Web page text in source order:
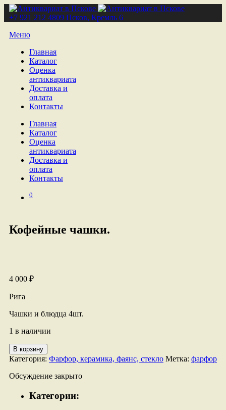
+7 921 212 4809 Псков, Кремль 6
Меню
Главная
Каталог
Оценка
антиквариата
Доставка и
оплата
Контакты
Главная
Каталог
Оценка
антиквариата
Доставка и
оплата
Контакты
0
Кофейные чашки.
4 000 ₽
Рига
Чашки и блюдца 4шт.
1 в наличии
Количество
товара
Кофейные
чашки.
В корзину
Категория: Фарфор, керамика, фаянс, стекло Метка: фарфор
Обсуждение закрыто
Категории: